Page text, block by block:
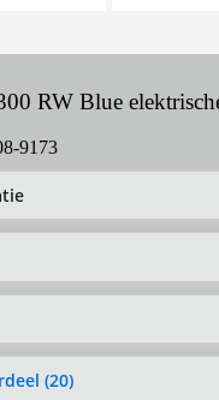
RW Blue
9173
(20)